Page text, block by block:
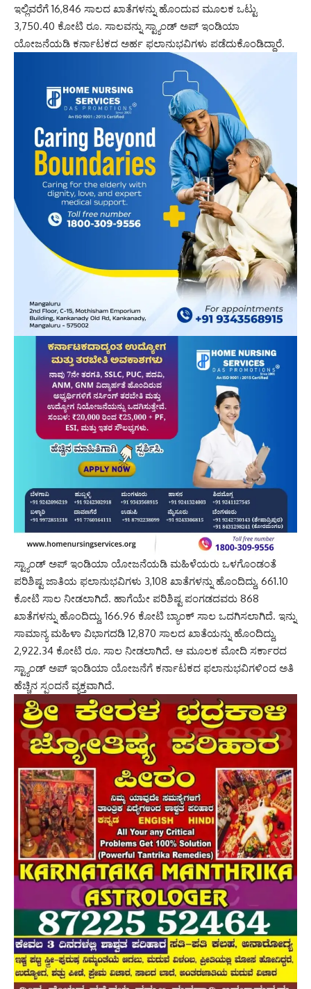
ಇಲ್ಲಿವರೆಗೆ 16,846 ಸಾಲದ ಖಾತೆಗಳನ್ನು ಹೊಂದುವ ಮೂಲಕ ಒಟ್ಟು
3,750.40 ಕೋಟಿ ರೂ. ಸಾಲವನ್ನು ಸ್ಟ್ಯಾಂಡ್‌ ಅಪ್‌ ಇಂಡಿಯಾ
ಯೋಜನೆಯಡಿ ಕರ್ನಾಟಕದ ಅರ್ಹ ಫಲಾನುಭವಿಗಳು ಪಡೆದುಕೊಂಡಿದ್ದಾರೆ.
ಸ್ಟ್ಯಾಂಡ್‌ ಅಪ್‌ ಇಂಡಿಯಾ ಯೋಜನೆಯಡಿ ಮಹಿಳೆಯರು ಒಳಗೊಂಡಂತೆ
ಪರಿಶಿಷ್ಟ ಜಾತಿಯ ಫಲಾನುಭವಿಗಳು 3,108 ಖಾತೆಗಳನ್ನು ಹೊಂದಿದ್ದು, 661.10
ಕೋಟಿ ಸಾಲ ನೀಡಲಾಗಿದೆ. ಹಾಗೆಯೇ ಪರಿಶಿಷ್ಟ ಪಂಗಡದವರು 868
ಖಾತೆಗಳನ್ನು ಹೊಂದಿದ್ದು, 166.96 ಕೋಟಿ ಬ್ಯಾಂಕ್‌ ಸಾಲ ಒದಗಿಸಲಾಗಿದೆ. ಇನ್ನು
ಸಾಮಾನ್ಯ ಮಹಿಳಾ ವಿಭಾಗದಡಿ 12,870 ಸಾಲದ ಖಾತೆಯನ್ನು ಹೊಂದಿದ್ದು,
2,922.34 ಕೋಟಿ ರೂ. ಸಾಲ ನೀಡಲಾಗಿದೆ. ಆ ಮೂಲಕ ಮೋದಿ ಸರ್ಕಾರದ
ಸ್ಟ್ಯಾಂಡ್‌ ಅಪ್‌ ಇಂಡಿಯಾ ಯೋಜನೆಗೆ ಕರ್ನಾಟಕದ ಫಲಾನುಭವಿಗಳಿಂದ ಅತಿ
ಹೆಚ್ಚಿನ ಸ್ಪಂದನೆ ವ್ಯಕ್ತವಾಗಿದೆ.